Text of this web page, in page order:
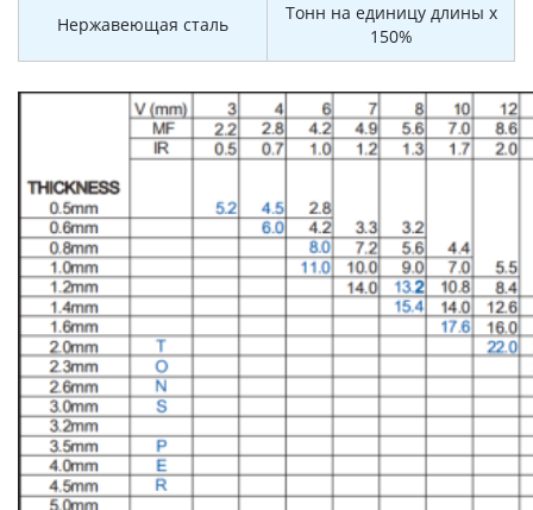
Нержавеющая сталь
Тонн на единицу длины x
150%